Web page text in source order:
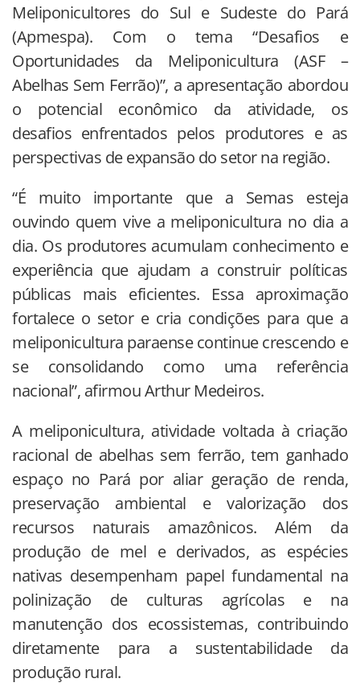
Meliponicultores do Sul e Sudeste do Pará
(Apmespa). Com o tema “Desafios e
Oportunidades da Meliponicultura (ASF –
Abelhas Sem Ferrão)”, a apresentação abordou
o potencial econômico da atividade, os
desafios enfrentados pelos produtores e as
perspectivas de expansão do setor na região.
“É muito importante que a Semas esteja
ouvindo quem vive a meliponicultura no dia a
dia. Os produtores acumulam conhecimento e
experiência que ajudam a construir políticas
públicas mais eficientes. Essa aproximação
fortalece o setor e cria condições para que a
meliponicultura paraense continue crescendo e
se consolidando como uma referência
nacional”, afirmou Arthur Medeiros.
A meliponicultura, atividade voltada à criação
racional de abelhas sem ferrão, tem ganhado
espaço no Pará por aliar geração de renda,
preservação ambiental e valorização dos
recursos naturais amazônicos. Além da
produção de mel e derivados, as espécies
nativas desempenham papel fundamental na
polinização de culturas agrícolas e na
manutenção dos ecossistemas, contribuindo
diretamente para a sustentabilidade da
produção rural.